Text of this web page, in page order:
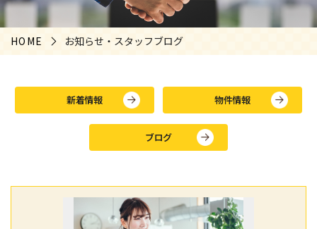
HOME お知らせ・スタッフブログ
新着情報 物件情報
ブログ